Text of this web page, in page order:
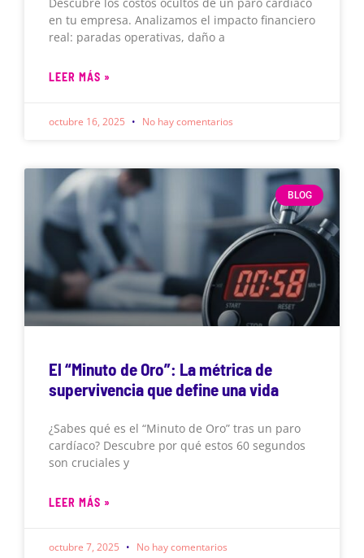
en tu empresa. Analizamos el impacto financiero
real: paradas operativas, daño a
LEER MÁS »
octubre 16, 2025 No hay comentarios
BLOG
El “Minuto de Oro”: La métrica de
supervivencia que define una vida
¿Sabes qué es el “Minuto de Oro” tras un paro
cardíaco? Descubre por qué estos 60 segundos
son cruciales y
LEER MÁS »
octubre 7, 2025 No hay comentarios